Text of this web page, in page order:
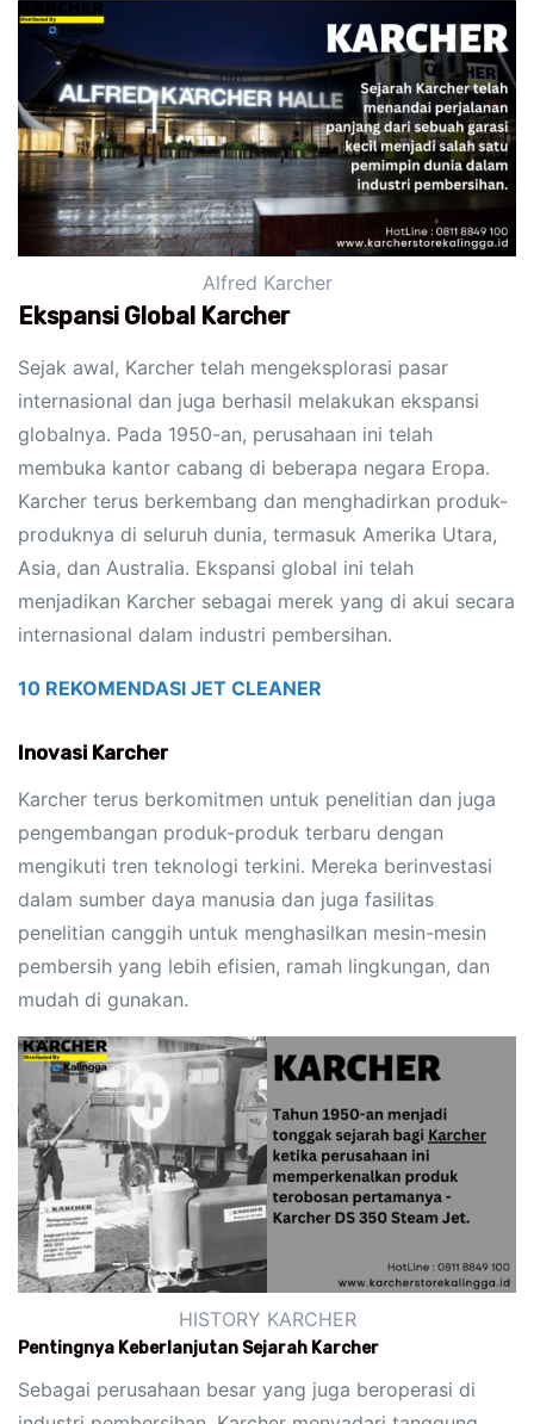
Alfred Karcher
Ekspansi Global Karcher
Sejak awal, Karcher telah mengeksplorasi pasar
internasional dan juga berhasil melakukan ekspansi
globalnya. Pada 1950-an, perusahaan ini telah
membuka kantor cabang di beberapa negara Eropa.
Karcher terus berkembang dan menghadirkan produk-
produknya di seluruh dunia, termasuk Amerika Utara,
Asia, dan Australia. Ekspansi global ini telah
menjadikan Karcher sebagai merek yang di akui secara
internasional dalam industri pembersihan.
Inovasi Karcher
Karcher terus berkomitmen untuk penelitian dan juga
pengembangan produk-produk terbaru dengan
mengikuti tren teknologi terkini. Mereka berinvestasi
dalam sumber daya manusia dan juga fasilitas
penelitian canggih untuk menghasilkan mesin-mesin
pembersih yang lebih efisien, ramah lingkungan, dan
mudah di gunakan.
HISTORY KARCHER
Pentingnya Keberlanjutan Sejarah Karcher
Sebagai perusahaan besar yang juga beroperasi di